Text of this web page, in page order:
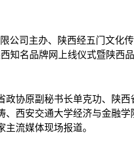
公司主办、陕西经五门文
名品牌网上线仪式暨陕西
协原副秘书长单克功、陕
西安交通大学经济与金融
流媒体现场报道。